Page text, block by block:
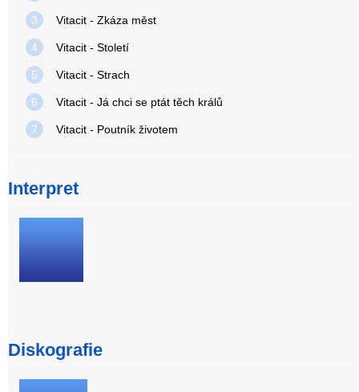
3 Vitacit - Zkáza měst
4 Vitacit - Století
5 Vitacit - Strach
6 Vitacit - Já chci se ptát těch králů
7 Vitacit - Poutník životem
Interpret
Diskografie